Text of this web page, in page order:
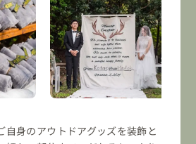
自身のアウトドアグッズを装飾と